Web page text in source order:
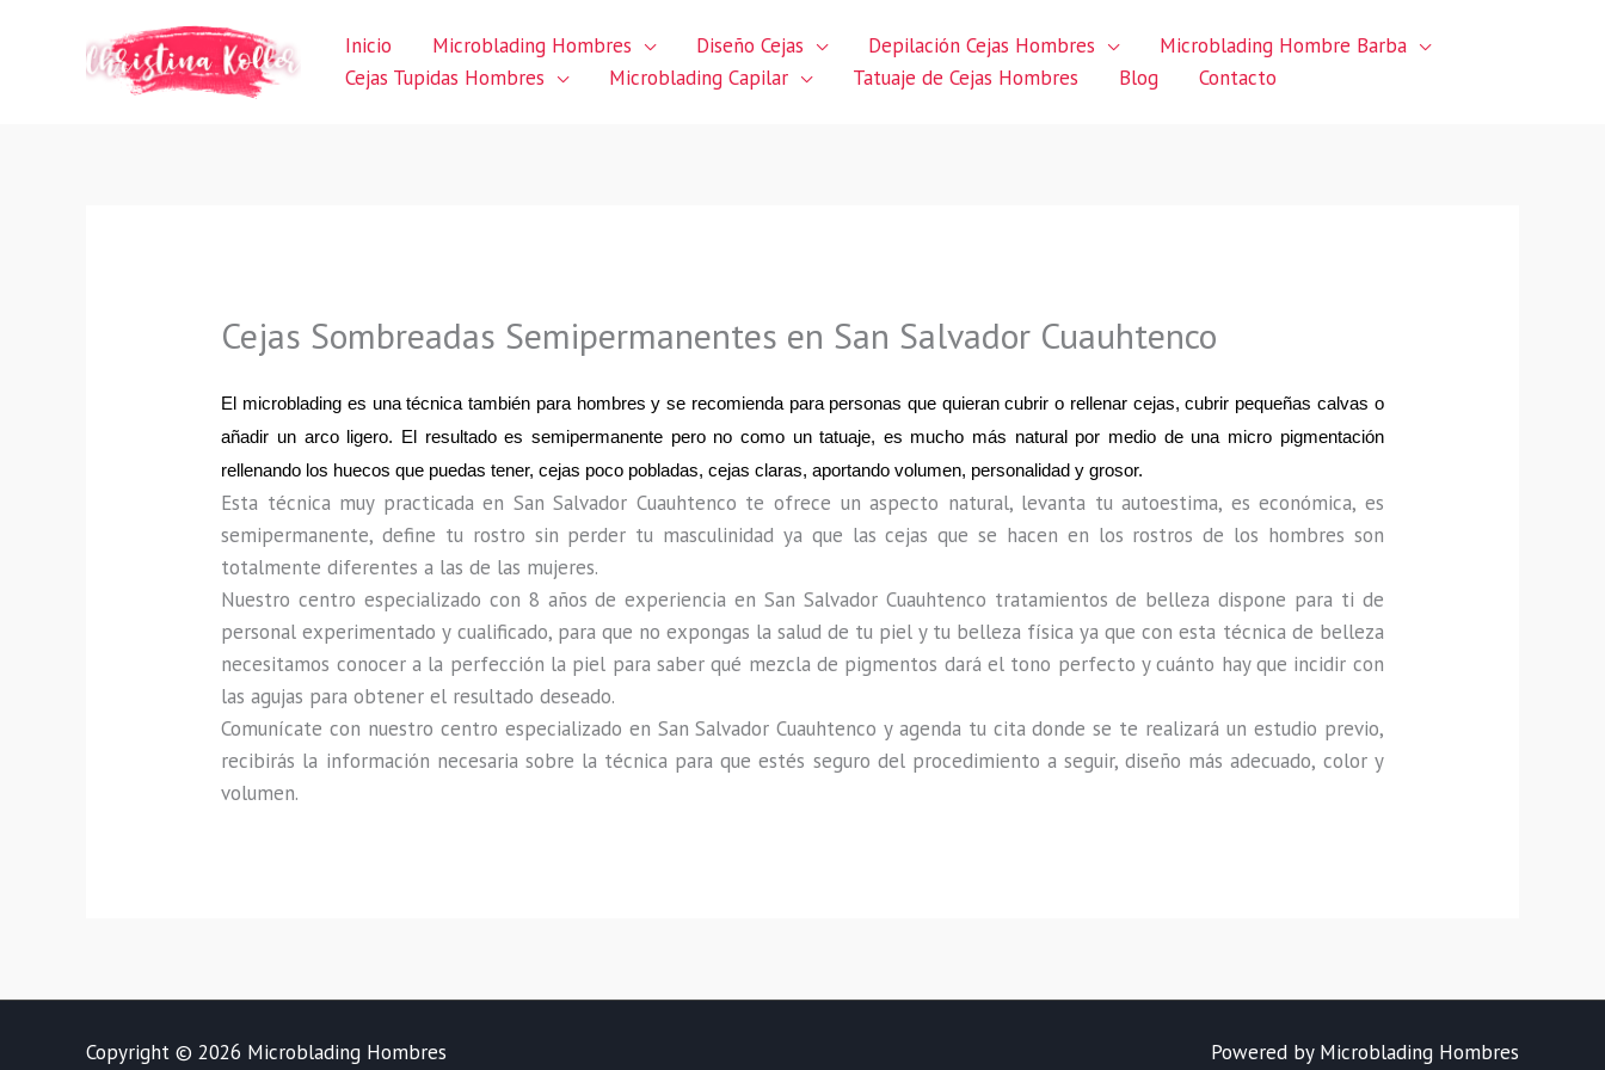
Inicio Microblading Hombres Diseño Cejas Depilación Cejas Hombres
Microblading Hombre Barba
Cejas Tupidas Hombres
Microblading Capilar Tatuaje de Cejas Hombres Blog Contacto
Cejas Sombreadas Semipermanentes en San Salvador Cuauhtenco
El microblading es una técnica también para hombres y se recomienda para personas que quieran cubrir o rellenar cejas, cubrir pequeñas calvas o
añadir un arco ligero. El resultado es semipermanente pero no como un tatuaje, es mucho más natural por medio de una micro pigmentación
rellenando los huecos que puedas tener, cejas poco pobladas, cejas claras, aportando volumen, personalidad y grosor.
Esta técnica muy practicada en San Salvador Cuauhtenco te ofrece un aspecto natural, levanta tu autoestima, es económica, es
semipermanente, define tu rostro sin perder tu masculinidad ya que las cejas que se hacen en los rostros de los hombres son
totalmente diferentes a las de las mujeres.
Nuestro centro especializado con 8 años de experiencia en San Salvador Cuauhtenco tratamientos de belleza dispone para ti de
personal experimentado y cualificado, para que no expongas la salud de tu piel y tu belleza física ya que con esta técnica de belleza
necesitamos conocer a la perfección la piel para saber qué mezcla de pigmentos dará el tono perfecto y cuánto hay que incidir con
las agujas para obtener el resultado deseado.
Comunícate con nuestro centro especializado en San Salvador Cuauhtenco y agenda tu cita donde se te realizará un estudio previo,
recibirás la información necesaria sobre la técnica para que estés seguro del procedimiento a seguir, diseño más adecuado, color y
volumen.
Copyright © 2026 Microblading Hombres Powered by Microblading Hombres